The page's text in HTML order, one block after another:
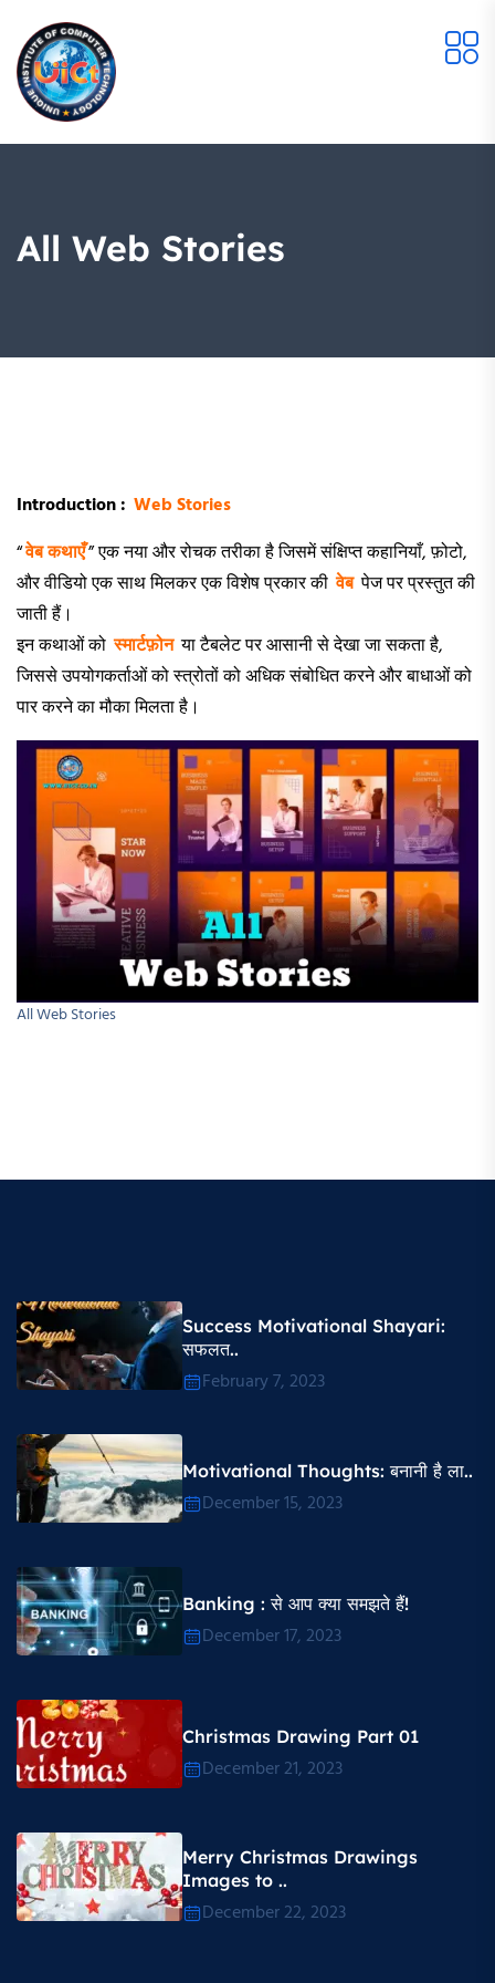
All Web Stories
Introduction : Web Stories
“वेब कथाएँ” एक नया और रोचक तरीका है जिसमें संक्षिप्त कहानियाँ, फ़ोटो,
और वीडियो एक साथ मिलकर एक विशेष प्रकार की वेब पेज पर प्रस्तुत की
जाती हैं।
इन कथाओं को स्मार्टफ़ोन या टैबलेट पर आसानी से देखा जा सकता है,
जिससे उपयोगकर्ताओं को स्त्रोतों को अधिक संबोधित करने और बाधाओं को
पार करने का मौका मिलता है।
All Web Stories
Success Motivational Shayari​:
सफलत..
February 7, 2023
Motivational Thoughts​: बनानी है ला..
December 15, 2023
Banking : से आप क्या समझते हैं!
December 17, 2023
Christmas Drawing Part 01
December 21, 2023
Merry Christmas Drawings
Images to ..
December 22, 2023